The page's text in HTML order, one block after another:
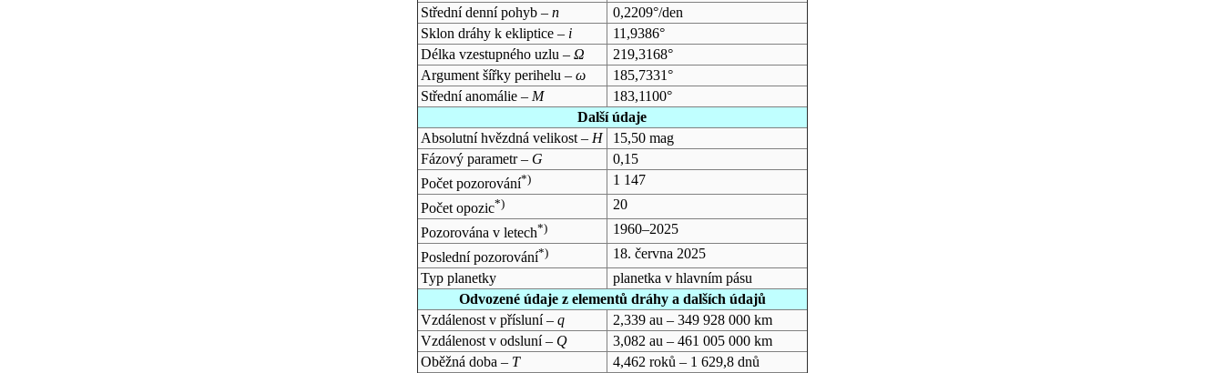
Střední denní pohyb – n
0,2209°/den
Sklon dráhy k ekliptice – i
11,9386°
Délka vzestupného uzlu – Ω
219,3168°
Argument šířky perihelu – ω
185,7331°
Střední anomálie – M
183,1100°
Další údaje
Absolutní hvězdná velikost – H
15,50 mag
Fázový parametr – G
0,15
Počet pozorování*)
1 147
Počet opozic*)
20
Pozorována v letech*)
1960–2025
Poslední pozorování*)
18. června 2025
Typ planetky
planetka v hlavním pásu
Odvozené údaje z elementů dráhy a dalších údajů
Vzdálenost v přísluní – q
2,339 au – 349 928 000 km
Vzdálenost v odsluní – Q
3,082 au – 461 005 000 km
Oběžná doba – T
4,462 roků – 1 629,8 dnů